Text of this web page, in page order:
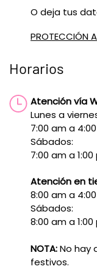
O deja tus
PROTECCIÓN
Horarios
Atención vía
Lunes a
7:00 am a
Sábados:
7:00 am a
Atención en
8:00 am a
Sábados:
8:00 am a
NOTA:No hay
festivos.